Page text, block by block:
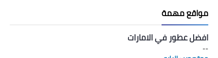
مواقع مهمة
افضل عطور في الامارات
--